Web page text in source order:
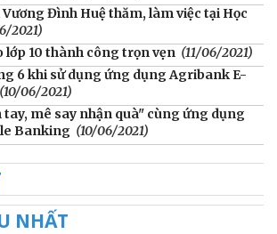
Vương Đình Huệ thăm, làm việc tại Học
2021)
lớp 10 thành công trọn vẹn (11/06/2021)
6 khi sử dụng ứng dụng Agribank E-
(10/06/2021)
tay, mê say nhận quà" cùng ứng dụng
Banking (10/06/2021)
NHẤT